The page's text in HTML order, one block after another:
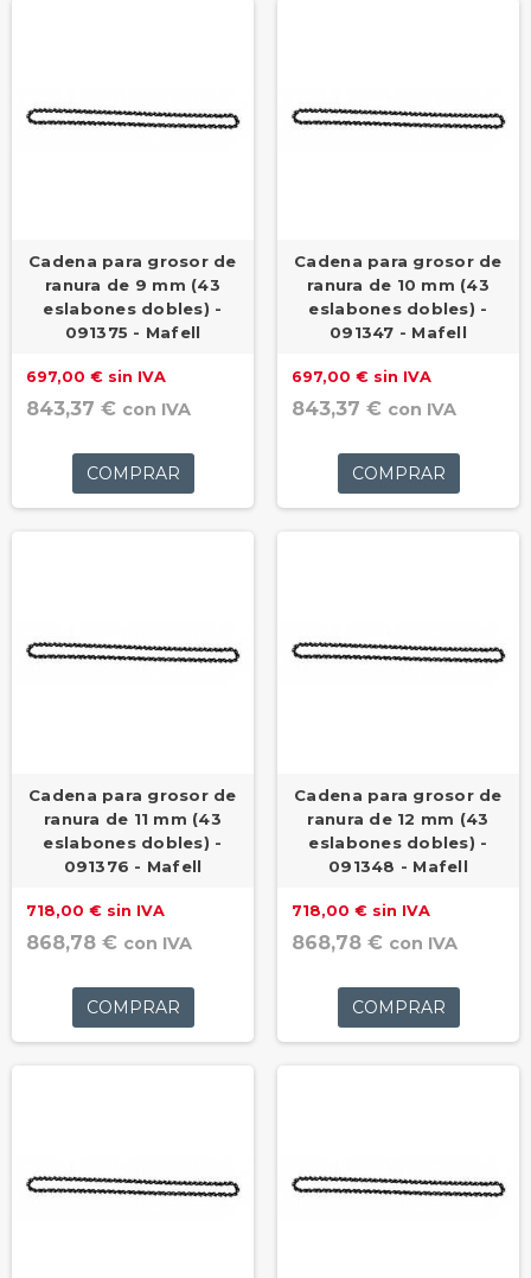
Cadena para grosor de
ranura de 9 mm (43
eslabones dobles) -
091375 - Mafell
697,00 € sin IVA
843,37 € con IVA
COMPRAR
Cadena para grosor de
ranura de 10 mm (43
eslabones dobles) -
091347 - Mafell
697,00 € sin IVA
843,37 € con IVA
COMPRAR
Cadena para grosor de
ranura de 11 mm (43
eslabones dobles) -
091376 - Mafell
718,00 € sin IVA
868,78 € con IVA
COMPRAR
Cadena para grosor de
ranura de 12 mm (43
eslabones dobles) -
091348 - Mafell
718,00 € sin IVA
868,78 € con IVA
COMPRAR